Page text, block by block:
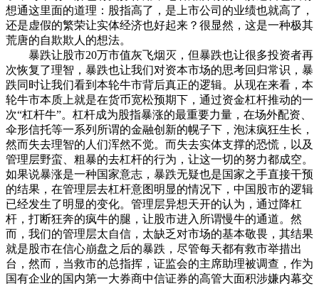
想通这里面的道理：股指高了，是上市公司的业绩也就高了，
还是虚假的繁荣让实体经济也好起来？很显然，这是一种极其
荒唐的自欺欺人的想法。
暴跌让股市20万市值灰飞烟灭，但暴跌也让很多投资者再
次恢复了理智，暴跌也让我们对资本市场的思考回归常识，暴
跌同时让我们看到本轮牛市背后真正的逻辑。从现在来看，本
轮牛市本质上就是在货币宽松预期下，通过资金杠杆推动的一
次“杠杆牛”。杠杆成为股指暴涨的最重要力量，在场外配资、
伞形信托等一系列所谓的金融创新的幌子下，泡沫疯狂生长，
然而失去理智的人们浑然不觉。而失去实体支撑的恐慌，以及
管理层野蛮、粗暴的去杠杆的行为，让这一切的努力都成空。
如果说暴涨是一种国家意志，暴跌无疑也是国家之手直接干预
的结果，在管理层去杠杆意图明显的情况下，中国股市的逻辑
已经发生了明显的变化。管理层异想天开的认为，通过降杠
杆，打断狂奔的疯牛的腿，让股市进入所谓慢牛的通道。然
而，我们的管理层太自信，太缺乏对市场的基本敬畏，其结果
就是股市在信心崩盘之后的暴跌，尽管每天都有救市举措出
台，然而，当救市的总指挥，证监会的主席助理被调查，作为
国有企业的国内第一大券商中信证券的高管大面积涉嫌内幕交